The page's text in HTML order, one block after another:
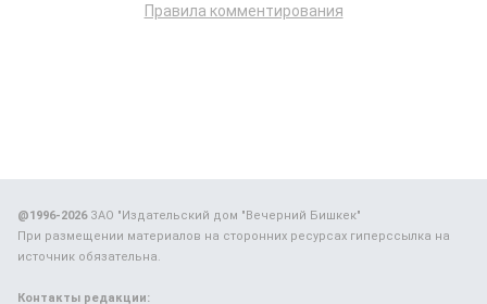
Правила комментирования
@1996-2026ЗАО "Издательский дом "Вечерний Бишкек"
При размещении материалов на сторонних ресурсах гиперссылка на
источник обязательна.
Контакты редакции: